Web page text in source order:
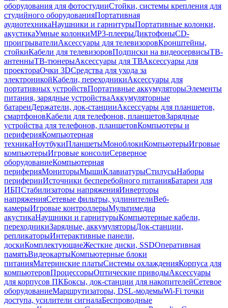
оборудования для фотостудииСтойки, системы крепления для
студийного оборудованияПортативная
аудиотехникаНаушники и гарнитурыПортативные колонки,
акустикаУмные колонкиMP3-плеерыДиктофоныCD-
проигрывателиАксессуары для телевизоровКронштейны,
стойкиКабели для телевизоровПодписки на видеосервисыТВ-
антенныТВ-тюнерыАксессуары для ТВАксессуары для
проектораОчки 3DСредства для ухода за
электроникойКабели, переходникиАксессуары для
портативных устройствПортативные аккумуляторыЭлементы
питания, зарядные устройстваАккумуляторные
батареиДержатели, док-станцииАксессуары для планшетов,
смартфоновКабели для телефонов, планшетовЗарядные
устройства для телефонов, планшетовКомпьютеры и
периферияКомпьютерная
техникаНоутбукиПланшетыМоноблокиКомпьютерыИгровые
компьютерыИгровые консолиСерверное
оборудованиеКомпьютерная
периферияМониторыМышиКлавиатурыСтилусыНаборы
периферииИсточники бесперебойного питанияБатареи для
ИБПСтабилизаторы напряженияИнверторы
напряженияСетевые фильтры, удлинителиВеб-
камерыИгровые контроллерыМультимедиа
акустикаНаушники и гарнитурыКомпьютерные кабели,
переходникиЗарядные, аккумуляторыДок-станции,
репликаторыИнтерактивные панели,
доскиКомплектующиеЖесткие диски, SSDОперативная
памятьВидеокартыКомпьютерные блоки
питанияМатеринские платыСистемы охлажденияКорпуса для
компьютеровПроцессорыОптические приводыАксессуары
для корпусов ПКБоксы, док-станции для накопителейСетевое
оборудованиеМаршрутизаторы, DSL-модемыWi-Fi точки
доступа, усилители сигналаБеспроводные